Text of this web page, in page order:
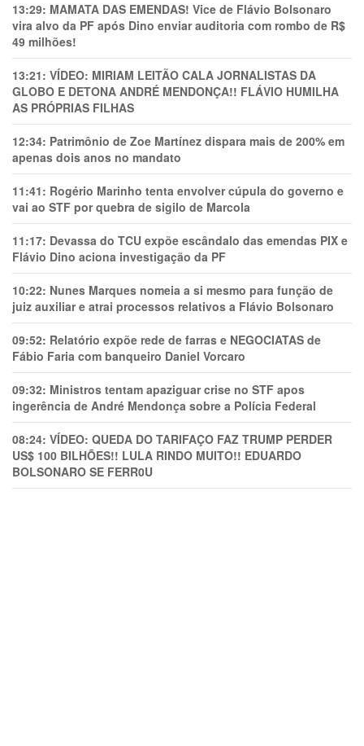
13:29: MAMATA DAS EMENDAS! Vice de Flávio Bolsonaro
vira alvo da PF após Dino enviar auditoria com rombo de R$
49 milhões!
13:21: VÍDEO: MIRIAM LEITÃO CALA JORNALISTAS DA
GLOBO E DETONA ANDRÉ MENDONÇA!! FLÁVIO HUMILHA
AS PRÓPRIAS FILHAS
12:34: Patrimônio de Zoe Martínez dispara mais de 200% em
apenas dois anos no mandato
11:41: Rogério Marinho tenta envolver cúpula do governo e
vai ao STF por quebra de sigilo de Marcola
11:17: Devassa do TCU expõe escândalo das emendas PIX e
Flávio Dino aciona investigação da PF
10:22: Nunes Marques nomeia a si mesmo para função de
juiz auxiliar e atrai processos relativos a Flávio Bolsonaro
09:52: Relatório expõe rede de farras e NEGOCIATAS de
Fábio Faria com banqueiro Daniel Vorcaro
09:32: Ministros tentam apaziguar crise no STF apos
ingerência de André Mendonça sobre a Polícia Federal
08:24: VÍDEO: QUEDA DO TARIFAÇO FAZ TRUMP PERDER
US$ 100 BILHÕES!! LULA RINDO MUITO!! EDUARDO
BOLSONARO SE FERR0U